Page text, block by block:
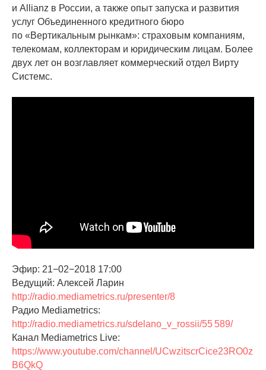
и Allianz в России, а также опыт запуска и развития
услуг Объединенного кредитного бюро
по «Вертикальным рынкам»: страховым компаниям,
телекомам, коллекторам и юридическим лицам. Более
двух лет он возглавляет коммерческий отдел Вирту
Системс.
Эфир: 21−02−2018 17:00
Ведущий: Алексей Ларин
http://radio.mediametrics.ru/presenter/8
Радио Mediametrics:
http://radio.mediametrics.ru/sdelano_v_rossii/55 589/
Канал Mediametrics Live:
https://www.youtube.com/channel/UCwzitscrCice23RO0z
B6QkQ